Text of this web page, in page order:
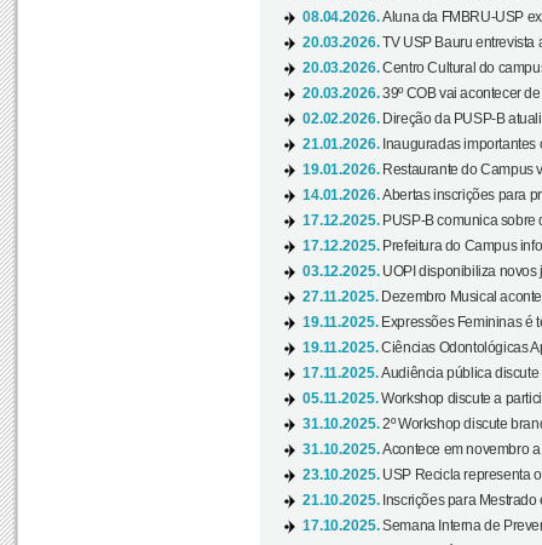
08.04.2026.Aluna da FMBRU-USP
20.03.2026.TV USP Bauru entrevista
20.03.2026.Centro Cultural do
20.03.2026.39º COB vai acontecer
02.02.2026. Direção da PUSP-B
21.01.2026. Inauguradas
19.01.2026. Restaurante do Campus
14.01.2026.Abertas inscrições para
17.12.2025. PUSP-B comunica sobre
17.12.2025. Prefeitura do Campus
03.12.2025. UOPI disponibiliza novos
27.11.2025. Dezembro Musical
19.11.2025. Expressões Femininas é
19.11.2025.Ciências Odontológicas
17.11.2025.Audiência pública
05.11.2025.Workshop discute a
31.10.2025.2º Workshop discute
31.10.2025.Acontece em novembro
23.10.2025. USP Recicla representa
21.10.2025. Inscrições para
17.10.2025.Semana Interna de